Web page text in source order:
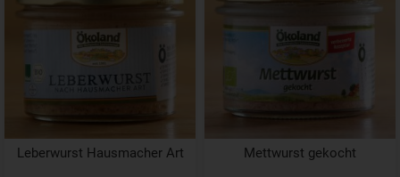
Leberwurst Hausmacher Art Mettwurst gekocht